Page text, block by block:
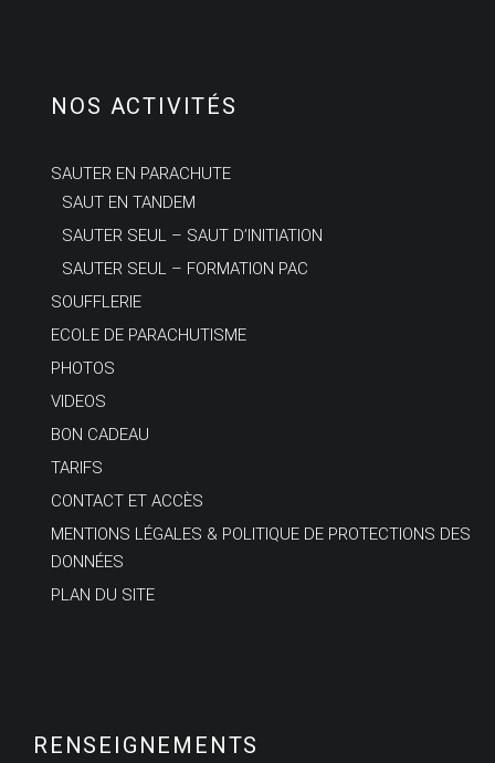
NOS ACTIVITÉS
SAUTER EN PARACHUTE
SAUT EN TANDEM
SAUTER SEUL – SAUT D’INITIATION
SAUTER SEUL – FORMATION PAC
SOUFFLERIE
ECOLE DE PARACHUTISME
PHOTOS
VIDEOS
BON CADEAU
TARIFS
CONTACT ET ACCÈS
MENTIONS LÉGALES & POLITIQUE DE PROTECTIONS DES
DONNÉES
PLAN DU SITE
RENSEIGNEMENTS